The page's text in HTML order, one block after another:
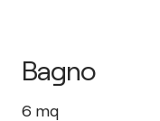
Bagno
6 mq